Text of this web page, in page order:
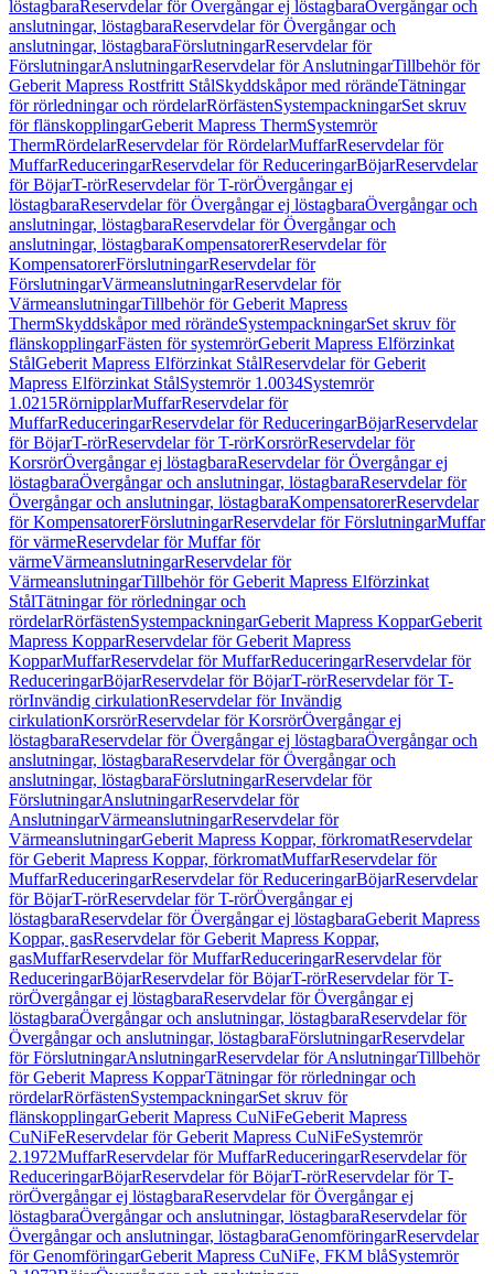
löstagbaraReservdelar för Övergångar ej löstagbaraÖvergångar och
anslutningar, löstagbaraReservdelar för Övergångar och
anslutningar, löstagbaraFörslutningarReservdelar för
FörslutningarAnslutningarReservdelar för AnslutningarTillbehör för
Geberit Mapress Rostfritt StålSkyddskåpor med rörändeTätningar
för rörledningar och rördelarRörfästenSystempackningarSet skruv
för flänskopplingarGeberit Mapress ThermSystemrör
ThermRördelarReservdelar för RördelarMuffarReservdelar för
MuffarReduceringarReservdelar för ReduceringarBöjarReservdelar
för BöjarT-rörReservdelar för T-rörÖvergångar ej
löstagbaraReservdelar för Övergångar ej löstagbaraÖvergångar och
anslutningar, löstagbaraReservdelar för Övergångar och
anslutningar, löstagbaraKompensatorerReservdelar för
KompensatorerFörslutningarReservdelar för
FörslutningarVärmeanslutningarReservdelar för
VärmeanslutningarTillbehör för Geberit Mapress
ThermSkyddskåpor med rörändeSystempackningarSet skruv för
flänskopplingarFästen för systemrörGeberit Mapress Elförzinkat
StålGeberit Mapress Elförzinkat StålReservdelar för Geberit
Mapress Elförzinkat StålSystemrör 1.0034Systemrör
1.0215RörnipplarMuffarReservdelar för
MuffarReduceringarReservdelar för ReduceringarBöjarReservdelar
för BöjarT-rörReservdelar för T-rörKorsrörReservdelar för
KorsrörÖvergångar ej löstagbaraReservdelar för Övergångar ej
löstagbaraÖvergångar och anslutningar, löstagbaraReservdelar för
Övergångar och anslutningar, löstagbaraKompensatorerReservdelar
för KompensatorerFörslutningarReservdelar för FörslutningarMuffar
för värmeReservdelar för Muffar för
värmeVärmeanslutningarReservdelar för
VärmeanslutningarTillbehör för Geberit Mapress Elförzinkat
StålTätningar för rörledningar och
rördelarRörfästenSystempackningarGeberit Mapress KopparGeberit
Mapress KopparReservdelar för Geberit Mapress
KopparMuffarReservdelar för MuffarReduceringarReservdelar för
ReduceringarBöjarReservdelar för BöjarT-rörReservdelar för T-
rörInvändig cirkulationReservdelar för Invändig
cirkulationKorsrörReservdelar för KorsrörÖvergångar ej
löstagbaraReservdelar för Övergångar ej löstagbaraÖvergångar och
anslutningar, löstagbaraReservdelar för Övergångar och
anslutningar, löstagbaraFörslutningarReservdelar för
FörslutningarAnslutningarReservdelar för
AnslutningarVärmeanslutningarReservdelar för
VärmeanslutningarGeberit Mapress Koppar, förkromatReservdelar
för Geberit Mapress Koppar, förkromatMuffarReservdelar för
MuffarReduceringarReservdelar för ReduceringarBöjarReservdelar
för BöjarT-rörReservdelar för T-rörÖvergångar ej
löstagbaraReservdelar för Övergångar ej löstagbaraGeberit Mapress
Koppar, gasReservdelar för Geberit Mapress Koppar,
gasMuffarReservdelar för MuffarReduceringarReservdelar för
ReduceringarBöjarReservdelar för BöjarT-rörReservdelar för T-
rörÖvergångar ej löstagbaraReservdelar för Övergångar ej
löstagbaraÖvergångar och anslutningar, löstagbaraReservdelar för
Övergångar och anslutningar, löstagbaraFörslutningarReservdelar
för FörslutningarAnslutningarReservdelar för AnslutningarTillbehör
för Geberit Mapress KopparTätningar för rörledningar och
rördelarRörfästenSystempackningarSet skruv för
flänskopplingarGeberit Mapress CuNiFeGeberit Mapress
CuNiFeReservdelar för Geberit Mapress CuNiFeSystemrör
2.1972MuffarReservdelar för MuffarReduceringarReservdelar för
ReduceringarBöjarReservdelar för BöjarT-rörReservdelar för T-
rörÖvergångar ej löstagbaraReservdelar för Övergångar ej
löstagbaraÖvergångar och anslutningar, löstagbaraReservdelar för
Övergångar och anslutningar, löstagbaraGenomföringarReservdelar
för GenomföringarGeberit Mapress CuNiFe, FKM blåSystemrör